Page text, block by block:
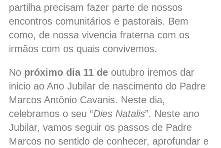
partilha precisam fazer parte de nossos
encontros comunitários e pastorais. Bem
como, de nossa vivencia fraterna com os
irmãos com os quais convivemos.
No próximo dia 11 de outubro iremos dar
inicio ao Ano Jubilar de nascimento do Padre
Marcos Antônio Cavanis. Neste dia,
celebramos o seu “Dies Natalis”. Neste ano
Jubilar, vamos seguir os passos de Padre
Marcos no sentido de conhecer, aprofundar e